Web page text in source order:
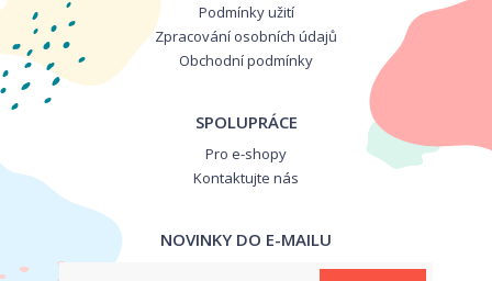
Podmínky užití
Zpracování osobních údajů
Obchodní podmínky
SPOLUPRÁCE
Pro e-shopy
Kontaktujte nás
NOVINKY DO E-MAILU